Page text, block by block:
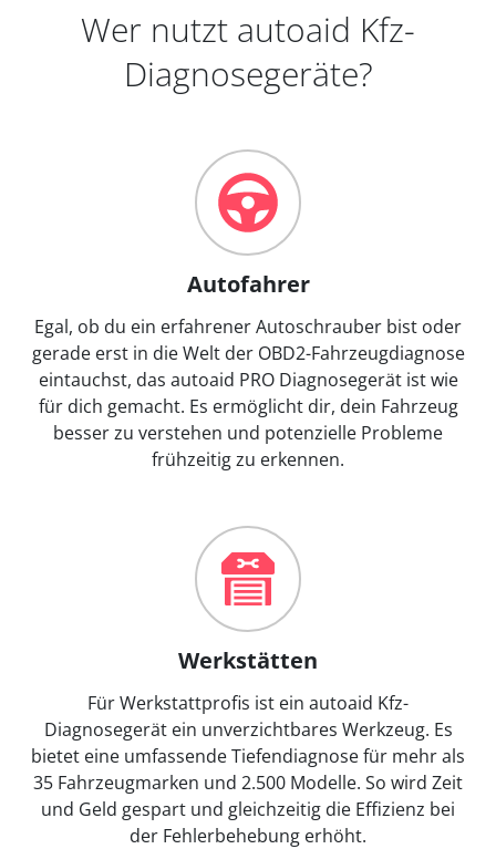
Wer nutzt autoaid Kfz-
Diagnosegeräte?
Autofahrer
Egal, ob du ein erfahrener Autoschrauber bist oder
gerade erst in die Welt der OBD2-Fahrzeugdiagnose
eintauchst, das autoaid PRO Diagnosegerät ist wie
für dich gemacht. Es ermöglicht dir, dein Fahrzeug
besser zu verstehen und potenzielle Probleme
frühzeitig zu erkennen.
Werkstätten
Für Werkstattprofis ist ein autoaid Kfz-
Diagnosegerät ein unverzichtbares Werkzeug. Es
bietet eine umfassende Tiefendiagnose für mehr als
35 Fahrzeugmarken und 2.500 Modelle. So wird Zeit
und Geld gespart und gleichzeitig die Effizienz bei
der Fehlerbehebung erhöht.